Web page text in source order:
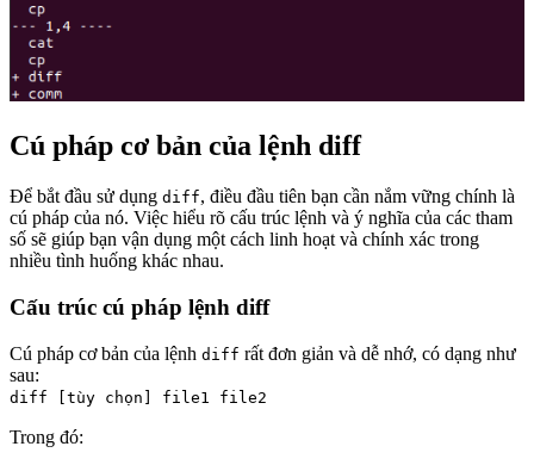
Cú pháp cơ bản của lệnh diff
Để bắt đầu sử dụng diff, điều đầu tiên bạn cần nắm vững chính là
cú pháp của nó. Việc hiểu rõ cấu trúc lệnh và ý nghĩa của các tham
số sẽ giúp bạn vận dụng một cách linh hoạt và chính xác trong
nhiều tình huống khác nhau.
Cấu trúc cú pháp lệnh diff
Cú pháp cơ bản của lệnh diff rất đơn giản và dễ nhớ, có dạng như
sau:
diff [tùy chọn] file1 file2
Trong đó: